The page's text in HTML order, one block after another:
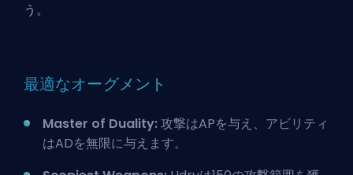
う。
最適なオーグメント
Master of Duality:攻撃はAPを与え、アビリティ
はADを無限に与えます。